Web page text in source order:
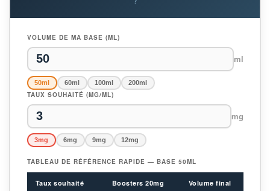
VOLUME DE MA BASE (ML)
ml
50ml 60ml 100ml 200ml
TAUX SOUHAITÉ (MG/ML)
mg
3mg 6mg 9mg 12mg
TABLEAU DE RÉFÉRENCE RAPIDE — BASE 50ML
Taux souhaité Boosters 20mg Volume final